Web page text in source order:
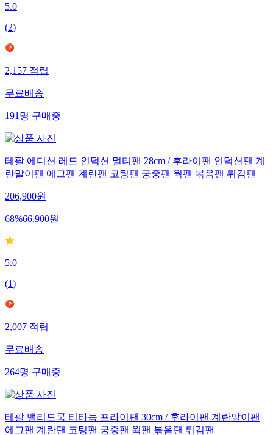
5.0
(2)
2,157적립
무료배송
191명구매중
테팔 에디션 레드 인덕션 멀티팬 28cm / 후라이팬 인덕션팬 계
란말이팬 에그팬 계란팬 코팅팬 궁중팬 웍팬 볶음팬 튀김팬
206,900원
68%66,900원
5.0
(1)
2,007적립
무료배송
264명구매중
테팔 밸리드쿡 티타늄 프라이팬 30cm / 후라이팬 계란말이팬
에그팬 계란팬 코팅팬 궁중팬 웍팬 볶음팬 튀김팬